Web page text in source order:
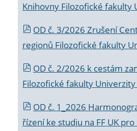
Knihovny Filozofické fakulty
OD č. 3/2026 Zrušení
regionů Filozofické fakulty
OD č. 2/2026 k cestám
Filozofické fakulty
OD č. 1_2026
řízení ke studiu na FF UK